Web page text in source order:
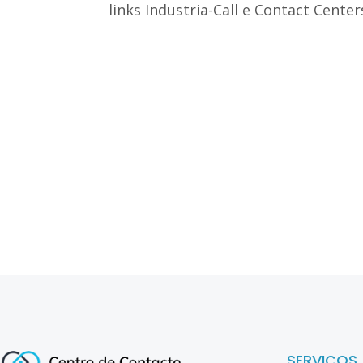
links Industria-Call e Contact